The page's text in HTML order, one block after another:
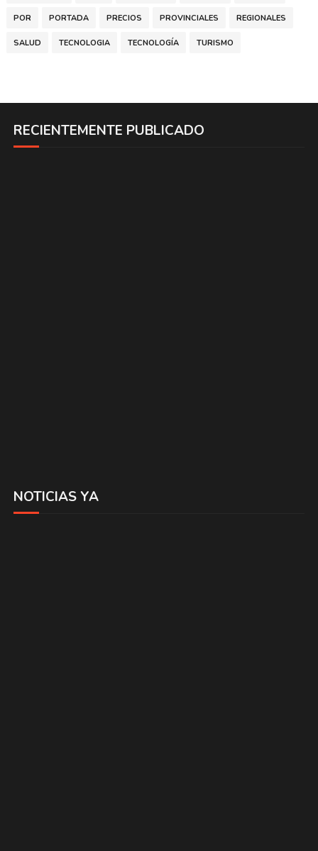
POR PORTADA PRECIOS PROVINCIALES REGIONALES
SALUD TECNOLOGIA TECNOLOGÍA TURISMO
RECIENTEMENTE PUBLICADO
NOTICIAS YA